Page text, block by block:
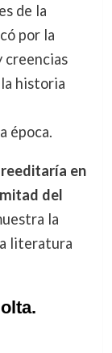
de la
por la
creencias
historia
época.
reeditaría en
del
la
literatura